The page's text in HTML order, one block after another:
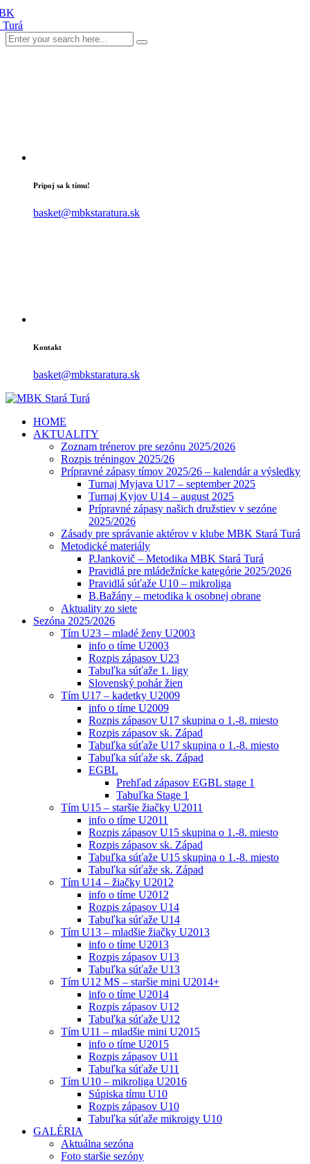
Pripoj sa k tímu!
basket@mbkstaratura.sk
Kontakt
basket@mbkstaratura.sk
HOME
AKTUALITY
Zoznam trénerov pre sezónu 2025/2026
Rozpis tréningov 2025/26
Prípravné zápasy tímov 2025/26 – kalendár a výsledky
Turnaj Myjava U17 – september 2025
Turnaj Kyjov U14 – august 2025
Prípravné zápasy našich družstiev v sezóne
2025/2026
Zásady pre správanie aktérov v klube MBK Stará Turá
Metodické materiály
P.Jankovič – Metodika MBK Stará Turá
Pravidlá pre mládežnícke kategórie 2025/2026
Pravidlá súťaže U10 – mikroliga
B.Bažány – metodika k osobnej obrane
Aktuality zo siete
Sezóna 2025/2026
Tím U23 – mladé ženy U2003
info o tíme U2003
Rozpis zápasov U23
Tabuľka súťaže 1. ligy
Slovenský pohár žien
Tím U17 – kadetky U2009
info o tíme U2009
Rozpis zápasov U17 skupina o 1.-8. miesto
Rozpis zápasov sk. Západ
Tabuľka súťaže U17 skupina o 1.-8. miesto
Tabuľka súťaže sk. Západ
EGBL
Prehľad zápasov EGBL stage 1
Tabuľka Stage 1
Tím U15 – staršie žiačky U2011
info o tíme U2011
Rozpis zápasov U15 skupina o 1.-8. miesto
Rozpis zápasov sk. Západ
Tabuľka súťaže U15 skupina o 1.-8. miesto
Tabuľka súťaže sk. Západ
Tím U14 – žiačky U2012
info o tíme U2012
Rozpis zápasov U14
Tabuľka súťaže U14
Tím U13 – mladšie žiačky U2013
info o tíme U2013
Rozpis zápasov U13
Tabuľka súťaže U13
Tím U12 MS – staršie mini U2014+
info o tíme U2014
Rozpis zápasov U12
Tabuľka súťaže U12
Tím U11 – mladšie mini U2015
info o tíme U2015
Rozpis zápasov U11
Tabuľka súťaže U11
Tím U10 – mikroliga U2016
Súpiska tímu U10
Rozpis zápasov U10
Tabuľka súťaže mikroigy U10
GALÉRIA
Aktuálna sezóna
Foto staršie sezóny